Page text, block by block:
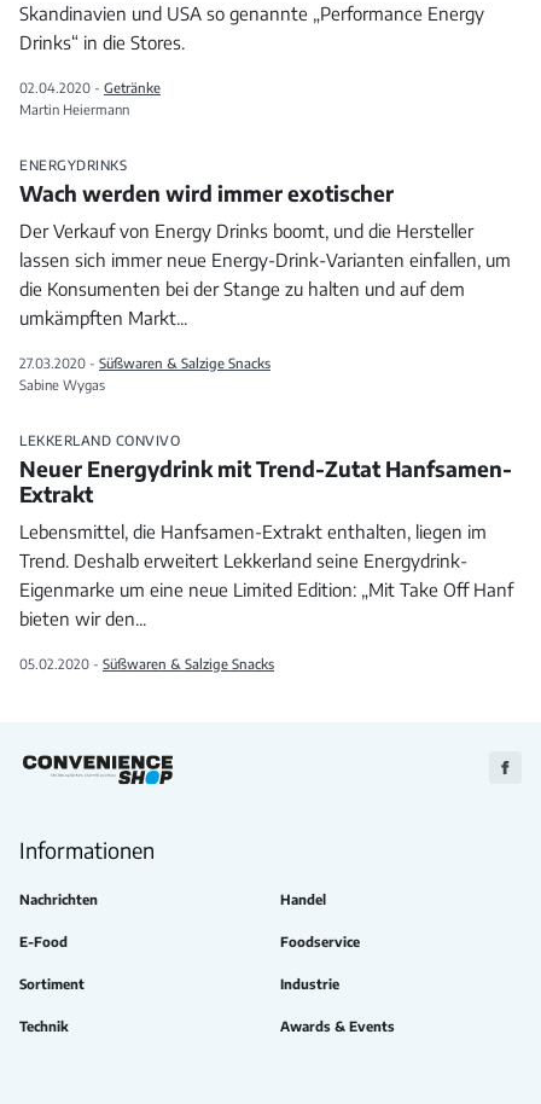
Skandinavien und USA so genannte „Performance Energy
Drinks“ in die Stores.
02.04.2020 - Getränke
Martin Heiermann
ENERGYDRINKS
Wach werden wird immer exotischer
Der Verkauf von Energy Drinks boomt, und die Hersteller
lassen sich immer neue Energy-Drink-Varianten einfallen, um
die Konsumenten bei der Stange zu halten und auf dem
umkämpften Markt...
27.03.2020 - Süßwaren & Salzige Snacks
Sabine Wygas
LEKKERLAND CONVIVO
Neuer Energydrink mit Trend-Zutat Hanfsamen-
Extrakt
Lebensmittel, die Hanfsamen-Extrakt enthalten, liegen im
Trend. Deshalb erweitert Lekkerland seine Energydrink-
Eigenmarke um eine neue Limited Edition: „Mit Take Off Hanf
bieten wir den...
05.02.2020 - Süßwaren & Salzige Snacks
Zu
Informationen
Nachrichten Handel
E-Food Foodservice
Sortiment Industrie
Technik Awards & Events